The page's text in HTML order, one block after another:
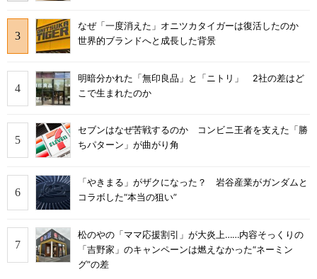
なぜ「一度消えた」オニツカタイガーは復活したのか
世界的ブランドへと成長した背景
明暗分かれた「無印良品」と「ニトリ」 2社の差はど
こで生まれたのか
セブンはなぜ苦戦するのか コンビニ王者を支えた「勝
ちパターン」が曲がり角
「やきまる」がザクになった？ 岩谷産業がガンダムと
コラボした“本当の狙い”
松のやの「ママ応援割引」が大炎上……内容そっくりの
「吉野家」のキャンペーンは燃えなかった“ネーミン
グ”の差